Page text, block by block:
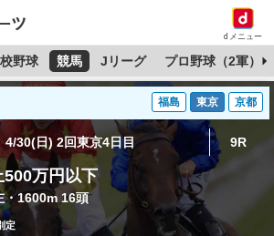
dメニュー
野球 競馬 Jリーグ プロ野球（2軍）
福島 東京 京都
4/30(日) 2回東京4日目 9R
500万円以下
・1600m 16頭
定